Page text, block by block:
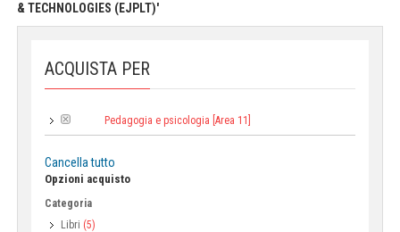
& TECHNOLOGIES (EJPLT)'
ACQUISTA PER
Pedagogia e psicologia [Area 11]
Cancella tutto
Opzioni acquisto
Categoria
Libri (5)